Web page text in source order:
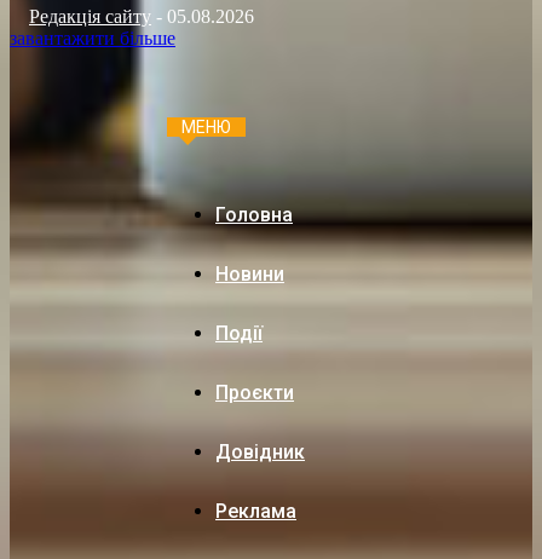
Редакція сайту - 05.08.2026
завантажити більше
МЕНЮ
Головна
Новини
Події
Проєкти
Довідник
Реклама